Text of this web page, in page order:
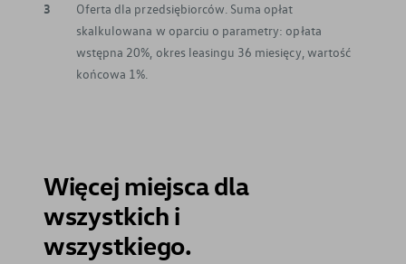
3
Oferta dla przedsiębiorców. Suma opłat
skalkulowana w oparciu o parametry: opłata
wstępna 20%, okres leasingu 36 miesięcy, wartość
końcowa 1%.
Więcej miejsca dla
wszystkich i
wszystkiego.